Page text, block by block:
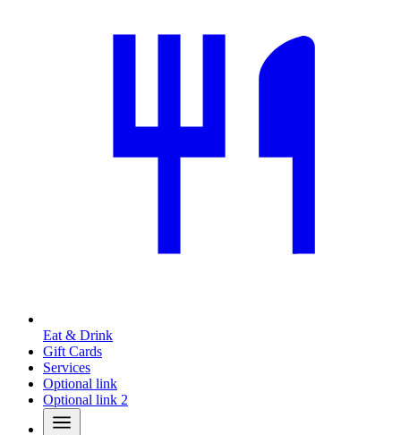
Eat & Drink
Gift Cards
Services
Optional link
Optional link 2